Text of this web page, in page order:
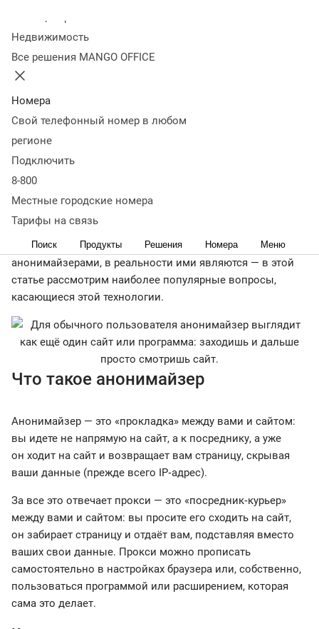
Недвижимость
Все решения MANGO OFFICE
Номера
Свой телефонный номер в любом
регионе
Подключить
8-800
Местные городские номера
Тарифы на связь
Поиск Продукты Решения Номера Меню
анонимайзераРиски использования
анонимайзера
анонимайзера в России
законным
Типы анонимайзеров: сравнение платформ,
← Журнал
Анонимайзеры и поле их применения вызывают массу
споров с момента своего появления. Под шквал критики
до их юридического статуса. Кроме того, далеко не все
сервисы и приложения, которые мы привыкли считать
анонимайзерами, в реальности ими являются — в этой
статье рассмотрим наиболее популярные вопросы,
касающиеся этой технологии.
Что такое анонимайзер
Анонимайзер — это «прокладка» между вами и сайтом:
вы идете не напрямую на сайт, а к посреднику, а уже
он ходит на сайт и возвращает вам страницу, скрывая
ваши данные (прежде всего IP‑адрес).
За все это отвечает прокси — это «посредник‑курьер»
между вами и сайтом: вы просите его сходить на сайт,
он забирает страницу и отдаёт вам, подставляя вместо
ваших свои данные. Прокси можно прописать
самостоятельно в настройках браузера или, собственно,
пользоваться программой или расширением, которая
сама это делает.